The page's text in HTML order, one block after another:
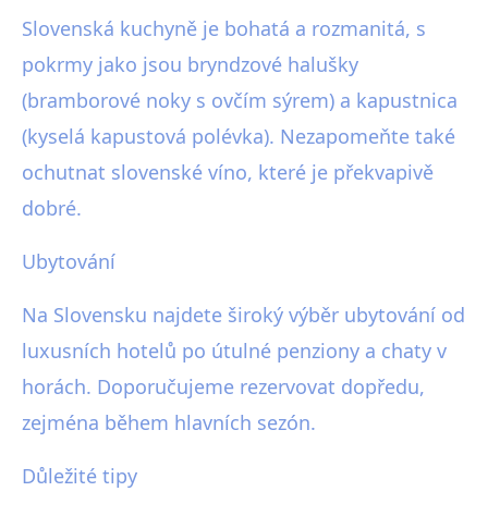
Slovenská kuchyně je bohatá a rozmanitá, s
pokrmy jako jsou bryndzové halušky
(bramborové noky s ovčím sýrem) a kapustnica
(kyselá kapustová polévka). Nezapomeňte také
ochutnat slovenské víno, které je překvapivě
dobré.
Ubytování
Na Slovensku najdete široký výběr ubytování od
luxusních hotelů po útulné penziony a chaty v
horách. Doporučujeme rezervovat dopředu,
zejména během hlavních sezón.
Důležité tipy